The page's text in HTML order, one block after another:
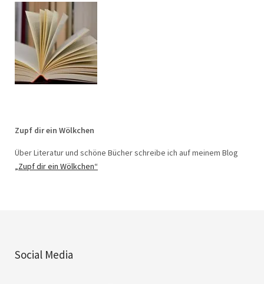
Zupf dir ein Wölkchen
Über Literatur und schöne Bücher schreibe ich auf meinem Blog
„Zupf dir ein Wölkchen“
Social Media